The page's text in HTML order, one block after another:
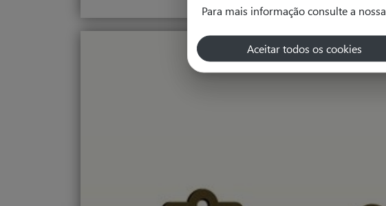
Para mais informação consulte a nossa
Aceitar todos os cookies